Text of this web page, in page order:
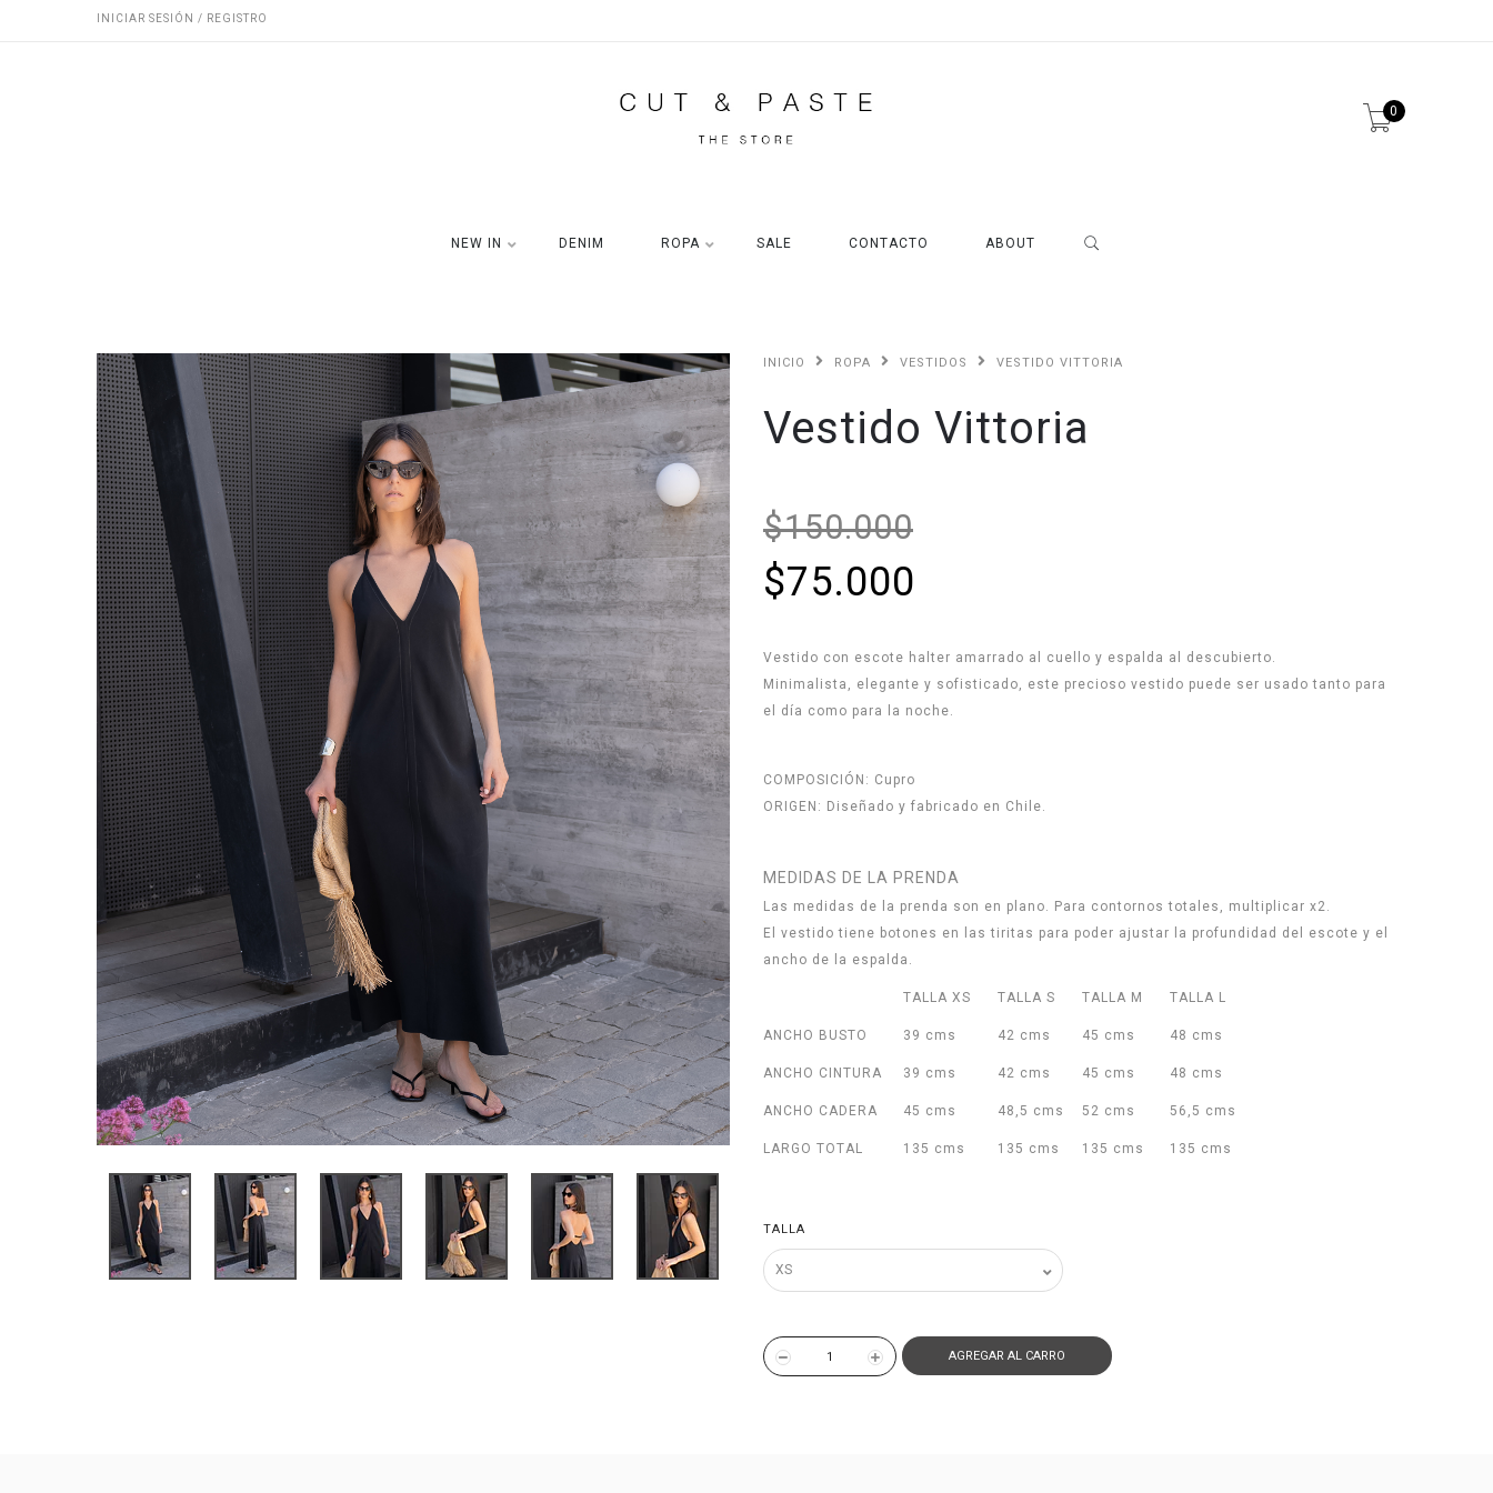
INICIAR SESIÓN / REGISTRO
0
NEW IN DENIM ROPA SALE CONTACTO ABOUT
INICIO ROPA VESTIDOS VESTIDO VITTORIA
Vestido Vittoria
$150.000
$75.000
Vestido con escote halter amarrado al cuello y espalda al descubierto.
Minimalista, elegante y sofisticado, este precioso vestido puede ser usado tanto para
el día como para la noche.
COMPOSICIÓN: Cupro
ORIGEN: Diseñado y fabricado en Chile.
MEDIDAS DE LA PRENDA
Las medidas de la prenda son en plano. Para contornos totales, multiplicar x2.
El vestido tiene botones en las tiritas para poder ajustar la profundidad del escote y el
ancho de la espalda.
TALLA XS TALLA S TALLA M TALLA L
ANCHO BUSTO 39 cms 42 cms 45 cms 48 cms
ANCHO CINTURA 39 cms 42 cms 45 cms 48 cms
ANCHO CADERA 45 cms 48,5 cms 52 cms 56,5 cms
LARGO TOTAL 135 cms 135 cms 135 cms 135 cms
TALLA
AGREGAR AL CARRO